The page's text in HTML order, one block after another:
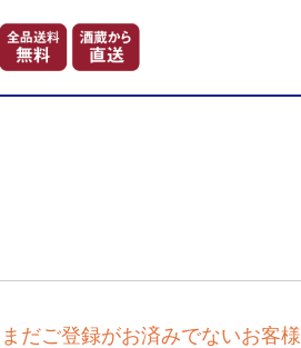
まだご登録がお済みでないお客様